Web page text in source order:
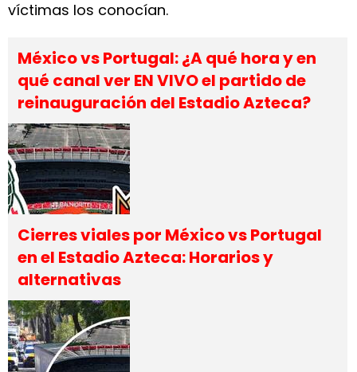
víctimas los conocían.
México vs Portugal: ¿A qué hora y en
qué canal ver EN VIVO el partido de
reinauguración del Estadio Azteca?
Cierres viales por México vs Portugal
en el Estadio Azteca: Horarios y
alternativas